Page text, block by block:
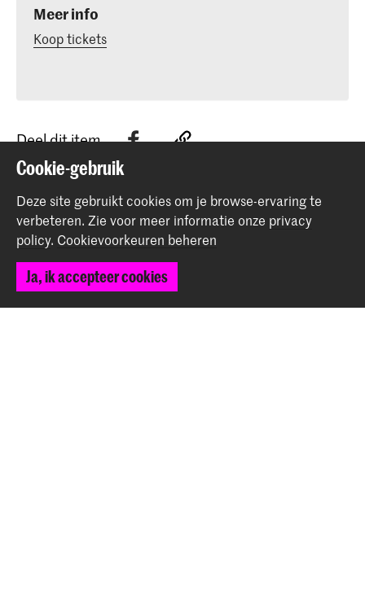
Meer info
Koop tickets
Deel dit item
Terug naar boven
Contact
Spuiplein 150
Cookie-gebruik
Deze site gebruikt cookies om je browse-ervaring te
verbeteren. Zie voor meer informatie onze privacy
policy. Cookievoorkeuren beheren
Ja, ik accepteer cookies